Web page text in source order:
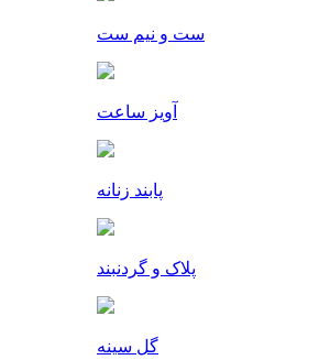
ست و نیم ست
آویز ساعت
پابند زنانه
پلاک و گردنبند
گل سینه